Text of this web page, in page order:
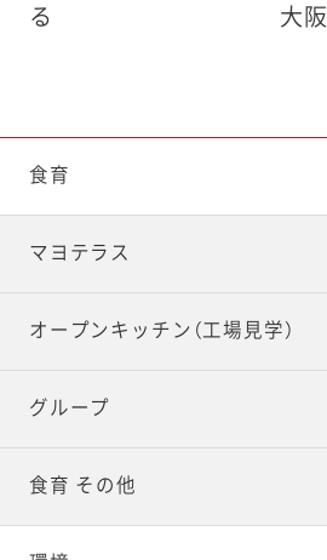
る
大阪
食育
マヨテラス
オープンキッチン（工場見学）
グループ
食育 その他